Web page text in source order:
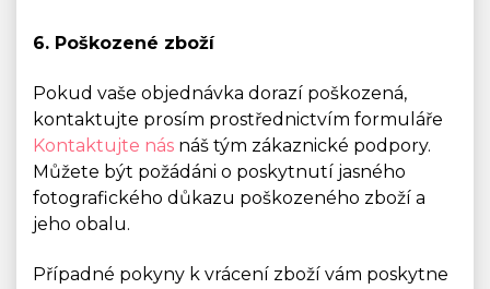
6. Poškozené zboží
Pokud vaše objednávka dorazí poškozená,
kontaktujte prosím prostřednictvím formuláře
Kontaktujte nás náš tým zákaznické podpory.
Můžete být požádáni o poskytnutí jasného
fotografického důkazu poškozeného zboží a
jeho obalu.
Případné pokyny k vrácení zboží vám poskytne